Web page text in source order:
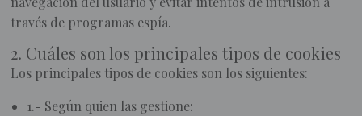
través de programas espía.
2. Cuáles son los principales tipos de cookies
Los principales tipos de cookies son los siguientes:
1.- Según quien las gestione: